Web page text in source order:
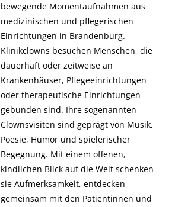
bewegende Momentaufnahmen aus
medizinischen und pflegerischen
Einrichtungen in Brandenburg.
Klinikclowns besuchen Menschen, die
dauerhaft oder zeitweise an
Krankenhäuser, Pflegeeinrichtungen
oder therapeutische Einrichtungen
gebunden sind. Ihre sogenannten
Clownsvisiten sind geprägt von Musik,
Poesie, Humor und spielerischer
Begegnung. Mit einem offenen,
kindlichen Blick auf die Welt schenken
sie Aufmerksamkeit, entdecken
gemeinsam mit den Patientinnen und